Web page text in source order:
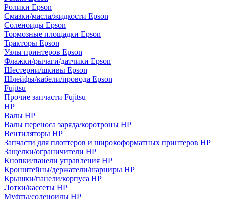
Ролики Epson
Смазки/масла/жидкости Epson
Соленоиды Epson
Тормозные площадки Epson
Тракторы Epson
Узлы принтеров Epson
Флажки/рычаги/датчики Epson
Шестерни/шкивы Epson
Шлейфы/кабели/провода Epson
Fujitsu
Прочие запчасти Fujitsu
HP
Валы HP
Валы переноса заряда/коротроны HP
Вентиляторы HP
Запчасти для плоттеров и широкоформатных принтеров HP
Защелки/ограничители HP
Кнопки/панели управления HP
Кронштейны/держатели/шарниры HP
Крышки/панели/корпуса HP
Лотки/кассеты HP
Муфты/соленоиды HP